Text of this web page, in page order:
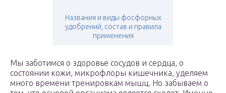
Названия и виды фосфорных
удобрений, состав и правила
применения
Мы заботимся о здоровье сосудов и сердца, о
состоянии кожи, микрофлоры кишечника, уделяем
много времени тренировкам мышц. Но забываем о